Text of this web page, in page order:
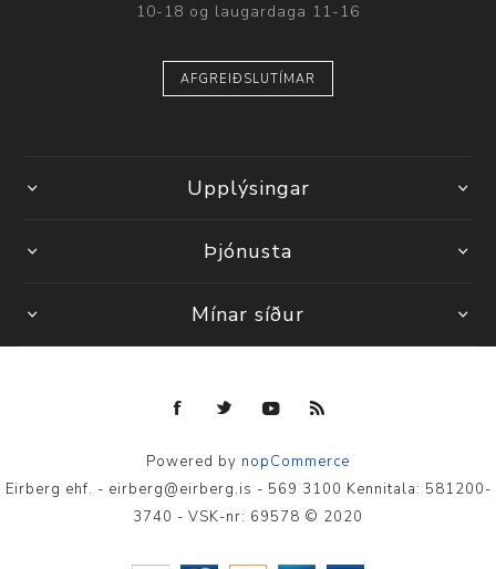
10-18 og laugardaga 11-16
AFGREIÐSLUTÍMAR
Upplýsingar
Þjónusta
Mínar síður
Powered by nopCommerce
Eirberg ehf. - eirberg@eirberg.is - 569 3100 Kennitala: 581200-
3740 - VSK-nr: 69578 © 2020